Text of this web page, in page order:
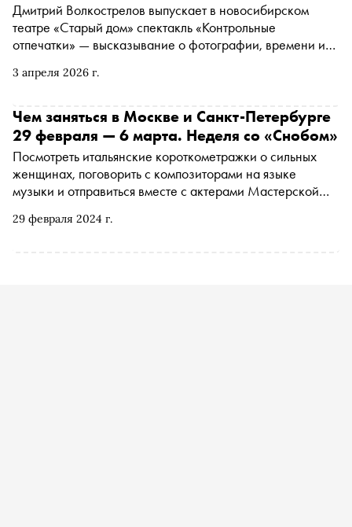
3 апреля 2026 г.
Дмитрий Волкострелов выпускает в новосибирском
театре «Старый дом» спектакль «Контрольные
отпечатки» — высказывание о фотографии, времени и
о том, почему идеальный фотограф должен быть
зачем артистам каждый раз собирать спектакль заново
29 февраля 2024 г.
Чем заняться в Москве и Санкт-Петербурге
29 февраля — 6 марта. Неделя со «Снобом»
Посмотреть итальянские короткометражки о сильных
женщинах, поговорить с композиторами на языке
музыки и отправиться вместе с актерами Мастерской
заняться и куда сходить на ближайшей неделе